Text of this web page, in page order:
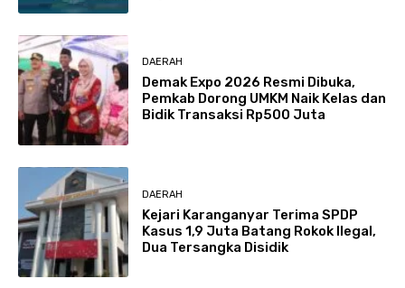
DAERAH
Demak Expo 2026 Resmi Dibuka,
Pemkab Dorong UMKM Naik Kelas dan
Bidik Transaksi Rp500 Juta
DAERAH
Kejari Karanganyar Terima SPDP
Kasus 1,9 Juta Batang Rokok Ilegal,
Dua Tersangka Disidik